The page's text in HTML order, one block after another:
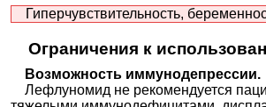
Гиперчувствительность,
Ограничения к
Возможность иммунодепрессии.
Лефлуномид не рекомендуется